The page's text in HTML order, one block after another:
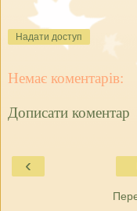
Надати доступ
Немає коментарів:
Дописати коментар
‹